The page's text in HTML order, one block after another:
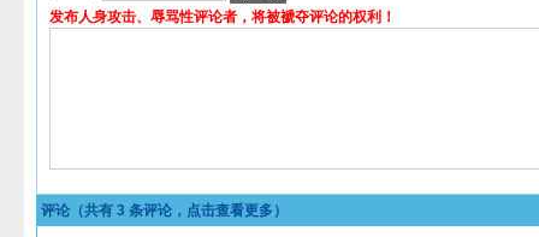
发布人身攻击、辱骂性评论者，将被褫夺评论的权利！
评论（共有 3 条评论，点击查看更多）